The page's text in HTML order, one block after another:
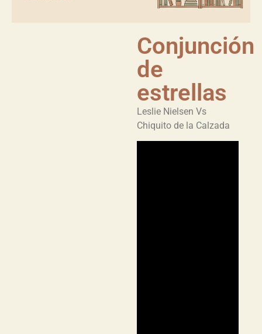
Conjunción
de
estrellas
Leslie Nielsen Vs
Chiquito de la Calzada